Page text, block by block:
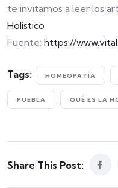
te invitamos a leer los
Holístico
Fuente: https://
Tags: HOMEOPATÍA
PUEBLA QUÉ ES LA
Share This Post: